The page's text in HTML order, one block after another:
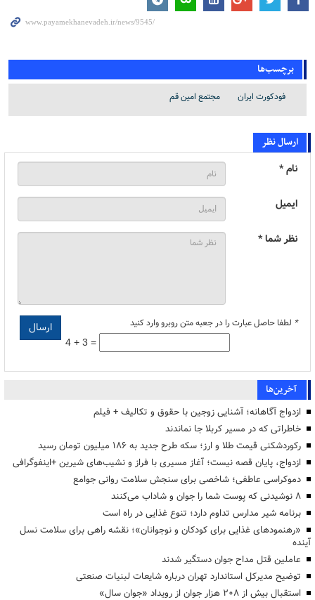
برچسب‌ها
فودکورت ایران مجتمع امین قم
ارسال نظر
نام *
ایمیل
نظر شما *
* لطفا حاصل عبارت را در جعبه متن روبرو وارد کنید
4 + 3 =
آخرین‌ها
ازدواج آگاهانه؛ آشنایی زوجین با حقوق و تکالیف + فیلم
خاطراتی که در مسیر کربلا جا نماندند
رکوردشکنی قیمت طلا و ارز؛ سکه طرح جدید به ۱۸۶ میلیون تومان رسید
ازدواج، پایان قصه نیست؛ آغاز مسیری با فراز و نشیب‌های شیرین +اینفوگرافی
دموکراسی عاطفی؛ شاخصی برای سنجش سلامت روانی جوامع
۸ نوشیدنی که پوست شما را جوان و شاداب می‌کنند
برنامه شیر مدارس تداوم دارد؛ تنوع غذایی در راه است
«رهنمودهای غذایی برای کودکان و نوجوانان»؛ نقشه راهی برای سلامت نسل
آینده
عاملین قتل مداح جوان دستگیر شدند
توضیح مدیرکل استاندارد تهران درباره شایعات لبنیات صنعتی
استقبال بیش از ۲۰۸ هزار جوان از رویداد «جوان سال»